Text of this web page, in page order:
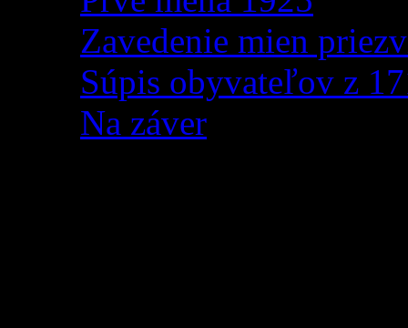
Zavedenie mien
Súpis obyvateľov z
Na záver